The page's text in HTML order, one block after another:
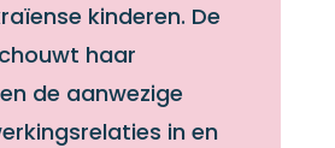
kinderen. De
haar
de aanwezige
in en